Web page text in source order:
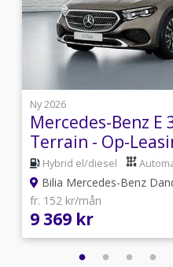
Ny 2026
Mercedes-Benz E
Terrain - Op-
Hybrid el/diesel
Bilia Mercedes-Benz
fr. 152 kr/mån
9 369 kr